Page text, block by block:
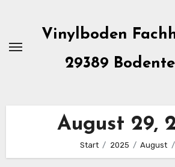
springen
Vinylboden
29389
August 29,
Start 2025 August